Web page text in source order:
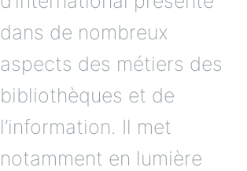
dans de nombreux
aspects des métiers des
bibliothèques et de
l’information. Il met
notamment en lumière